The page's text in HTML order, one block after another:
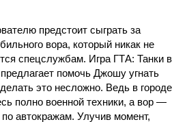
предстоит сыграть за
вора, который никак не
спецслужбам. Игра ГТА: Танки в
предлагает помочь Джошу угнать
это несложно. Ведь в городе
полно военной техники, а вор —
автокражам. Улучив момент,